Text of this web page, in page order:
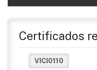
Certificados
VICI0110